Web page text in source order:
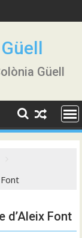
Güell
d’Aleix Font